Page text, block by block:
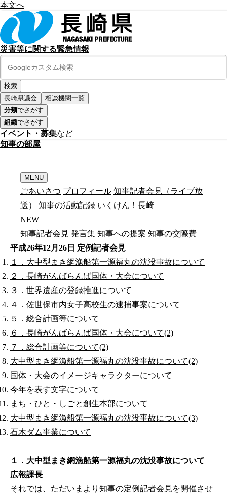
本文へ
災害等に関する緊急情報
長崎県議会
相談機関一覧
分類でさがす
組織でさがす
イベント・募集など
知事の部屋
MENU
ごあいさつ プロフィール 知事記者会見（ライブ放
送）
知事の活動記録 いくけん！長崎
NEW
知事記者会見 発言集 知事への提案 知事の交際費
平成26年12月26日 定例記者会見
１．大中型まき網漁船第一源福丸の沈没事故について
２．長崎がんばらんば国体・大会について
３．世界遺産の登録推進について
４．佐世保市内女子高校生の逮捕事案について
５．総合計画等について
６．長崎がんばらんば国体・大会について(2)
７．総合計画等について(2)
大中型まき網漁船第一源福丸の沈没事故について(2)
国体・大会のイメージキャラクターについて
今年を表す文字について
まち・ひと・しごと創生本部について
大中型まき網漁船第一源福丸の沈没事故について(3)
石木ダム事業について
１．大中型まき網漁船第一源福丸の沈没事故について
広報課長
それでは、ただいまより知事の定例記者会見を開催させ